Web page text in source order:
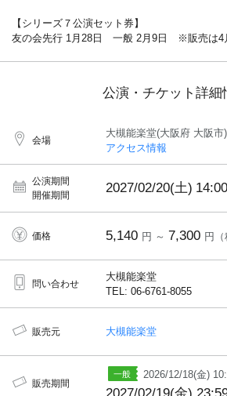
【シリーズ７公演セット券】
友の会先行 1月28日 一般 2月9日 ※販売は4
公演・チケット詳細
会場
大槻能楽堂(大阪府 大阪市)
アクセス情報
公演期間
開催期間
2027/02/20(土) 14:00
価格 5,140 円 ～ 7,300 円
問い合わせ
大槻能楽堂
TEL: 06-6761-8055
販売元 大槻能楽堂
販売期間
2026/12/18(金)